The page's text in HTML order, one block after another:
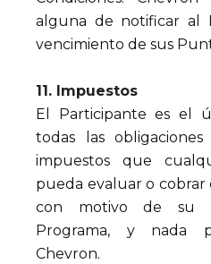
alguna de notificar al
vencimiento de sus
11. Impuestos
El Participante es el
todas las
impuestos que
pueda evaluar o
con motivo de su
Programa, y nada
Chevron.